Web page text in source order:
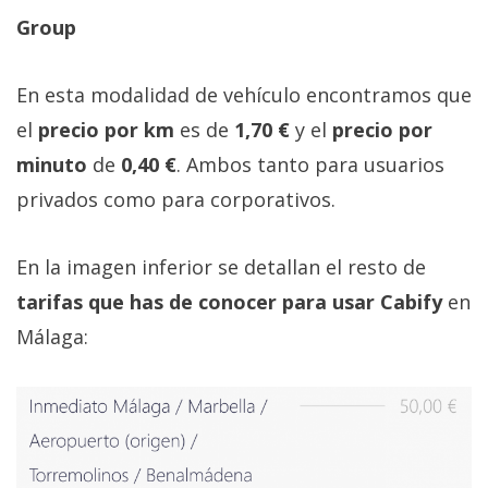
Group
En esta modalidad de vehículo encontramos que
el precio por km es de 1,70 € y el precio por
minuto de 0,40 €. Ambos tanto para usuarios
privados como para corporativos.
En la imagen inferior se detallan el resto de
tarifas que has de conocer para usar Cabifyen
Málaga: